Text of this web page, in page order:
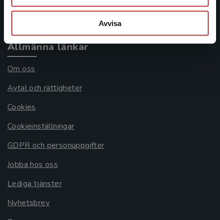
Avvisa
Allmänna länkar
Om oss
Avtal och rättigheter
Cookies
Cookieinställningar
GDPR och personuppgifter
Jobba hos oss
Lediga tjänster
Nyhetsbrev